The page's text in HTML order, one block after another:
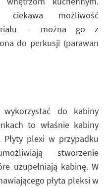
możliwość
– można go z
do perkusji (parawan
do kabiny
to właśnie kabiny
plexi w przypadku
stworzenie
uzupełniają kabinę. W
płyta pleksi w